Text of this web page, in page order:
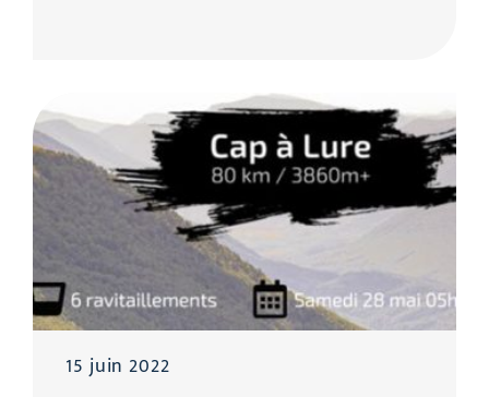
15 juin 2022